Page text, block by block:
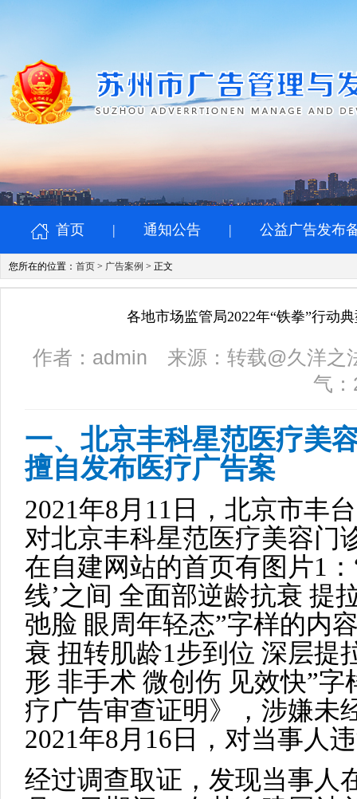
首页 | 通知公告 | 公益广告发布
您所在的位置： 首页 > 广告案例 > 正文
各地市场监管局2022年“铁拳”行动
作者：admin 来源：转载@久洋
气：
一、北京丰科星范医疗美
擅自发布医疗广告案
2021年8月11日，北京市丰
对北京丰科星范医疗美容门
在自建网站的首页有图片1
线’之间 全面部逆龄抗衰 提
弛脸 眼周年轻态”字样的内
衰 扭转肌龄1步到位 深层提
形 非手术 微创伤 见效快”
疗广告审查证明》，涉嫌未
2021年8月16日，对当事人
经过调查取证，发现当事人